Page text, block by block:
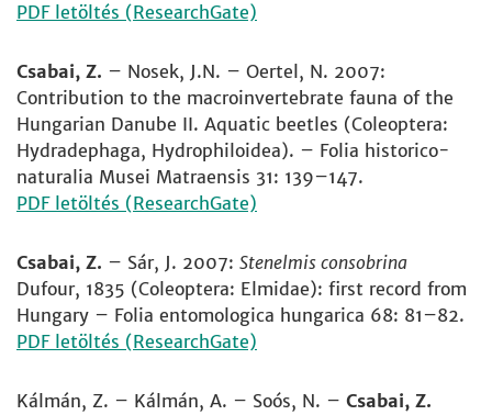
PDF letöltés (ResearchGate)
Csabai, Z. – Nosek, J.N. – Oertel, N. 2007:
Contribution to the macroinvertebrate fauna of the
Hungarian Danube II. Aquatic beetles (Coleoptera:
Hydradephaga, Hydrophiloidea). – Folia historico-
naturalia Musei Matraensis 31: 139–147.
PDF letöltés (ResearchGate)
Csabai, Z. – Sár, J. 2007: Stenelmis consobrina
Dufour, 1835 (Coleoptera: Elmidae): first record from
Hungary – Folia entomologica hungarica 68: 81–82.
PDF letöltés (ResearchGate)
Kálmán, Z. – Kálmán, A. – Soós, N. – Csabai, Z.